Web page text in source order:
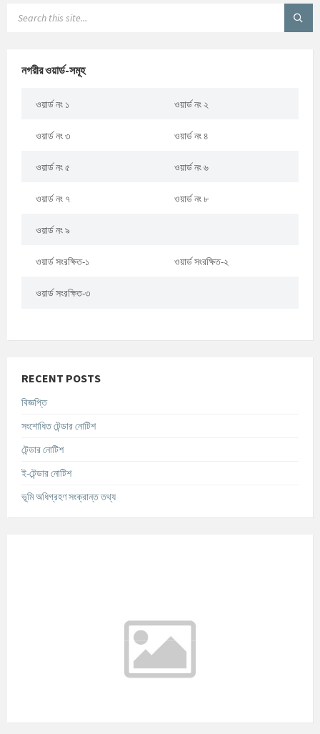
নগরীর ওয়ার্ড-সমূহ
ওয়ার্ড নং ১ ওয়ার্ড নং ২
ওয়ার্ড নং ৩ ওয়ার্ড নং ৪
ওয়ার্ড নং ৫ ওয়ার্ড নং ৬
ওয়ার্ড নং ৭ ওয়ার্ড নং ৮
ওয়ার্ড নং ৯
ওয়ার্ড সংরক্ষিত-১ ওয়ার্ড সংরক্ষিত-২
ওয়ার্ড সংরক্ষিত-৩
RECENT POSTS
বিজ্ঞপ্তি
সংশোধিত টেন্ডার নোটিশ
টেন্ডার নোটিশ
ই-টেন্ডার নোটিশ
ভূমি অধিগ্রহণ সংক্রান্ত তথ্য